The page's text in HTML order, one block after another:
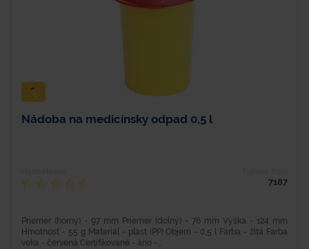
Nádoba na medicínsky odpad 0,5 l
7187
Priemer (horný) - 97 mm Priemer (dolný) - 76 mm Výška - 124 mm
Hmotnosť - 55 g Materiál - plast (PP) Objem - 0,5 l Farba - žltá Farba
veka - červená Certifikované - áno -...